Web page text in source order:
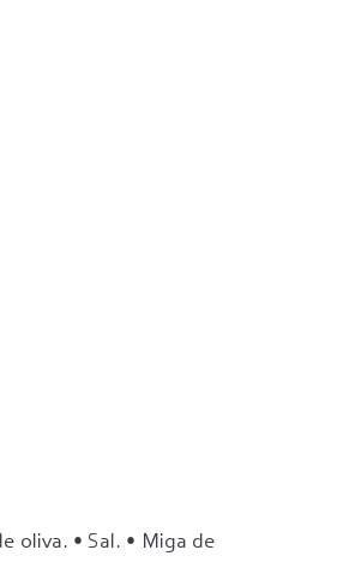
oliva. • Sal. • Miga de